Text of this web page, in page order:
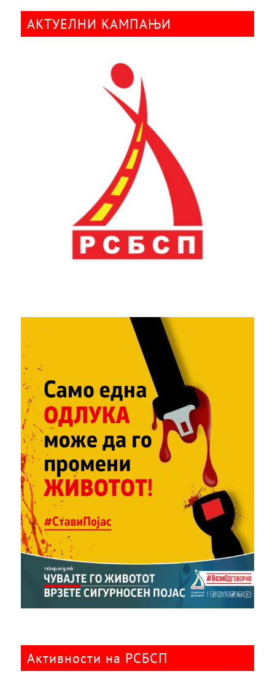
АКТУЕЛНИ КАМПАЊИ
Активности на РСБСП